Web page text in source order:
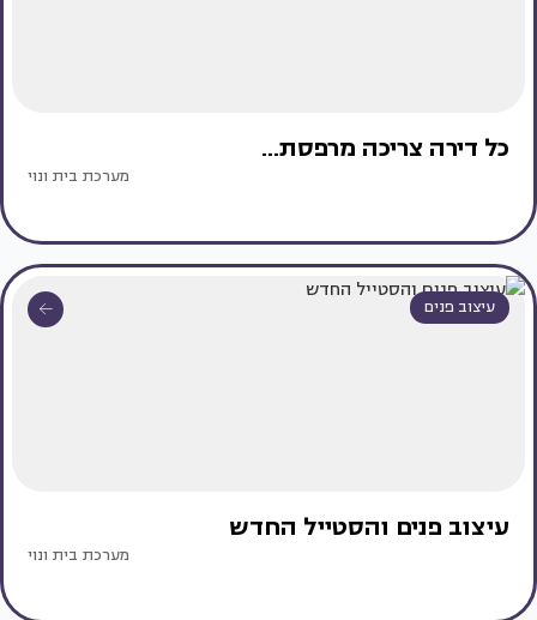
כל דירה צריכה מרפסת...
מערכת בית ונוי
עיצוב פנים
עיצוב פנים והסטייל החדש
מערכת בית ונוי